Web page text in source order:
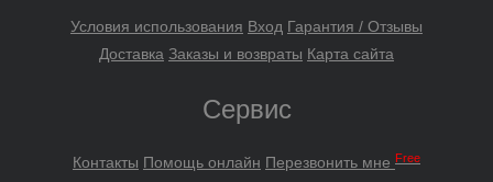
Условия использования Вход Гарантия / Отзывы
Доставка Заказы и возвраты Карта сайта
Сервис
Контакты Помощь онлайн Перезвонить мне Free